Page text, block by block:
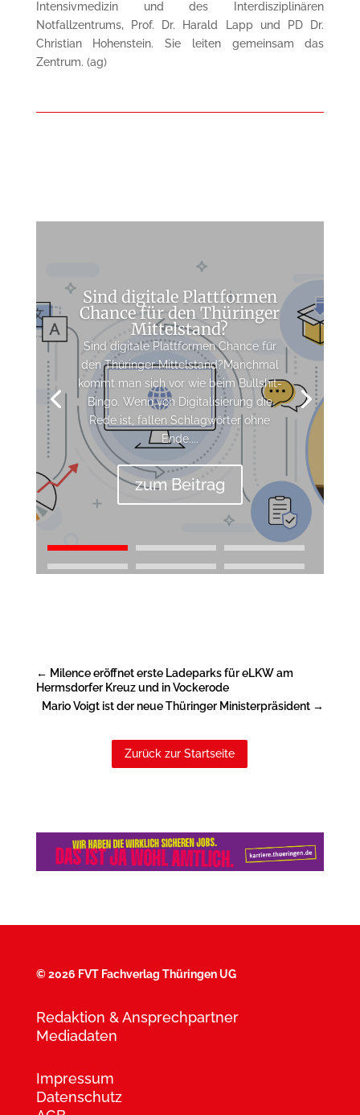
Intensivmedizin und des Interdisziplinären
Notfallzentrums, Prof. Dr. Harald Lapp und PD Dr.
Christian Hohenstein. Sie leiten gemeinsam das
Zentrum. (ag)
Sind digitale Plattformen
Chance für den Thüringer
Mittelstand?
Sind digitale Plattformen Chance für
den Thüringer Mittelstand?Manchmal
kommt man sich vor wie beim Bullshit-
Bingo. Wenn von Digitalisierung die
Rede ist, fallen Schlagwörter ohne
Ende....
zum Beitrag
← Milence eröffnet erste Ladeparks für eLKW am
Hermsdorfer Kreuz und in Vockerode
Mario Voigt ist der neue Thüringer Ministerpräsident →
Zurück zur Startseite
©2026 FVT Fachverlag Thüringen UG
Redaktion & Ansprechpartner
Mediadaten
Impressum
Datenschutz